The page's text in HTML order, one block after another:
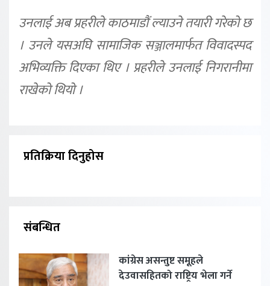
उनलाई अब प्रहरीले काठमाडौं ल्याउने तयारी गरेको छ
। उनले यसअघि सामाजिक सञ्जालमार्फत विवादस्पद
अभिव्यक्ति दिएका थिए । प्रहरीले उनलाई निगरानीमा
राखेको थियो ।
प्रतिक्रिया दिनुहोस
संबन्धित
कांग्रेस असन्तुष्ट समूहले
देउवासहितको राष्ट्रिय भेला गर्ने